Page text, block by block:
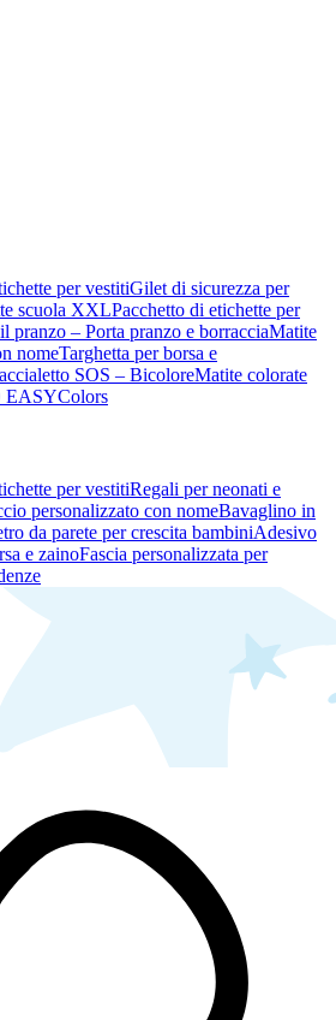
per vestitiGilet di sicurezza per
scuola XXLPacchetto di etichette per
pranzo – Porta pranzo e borracciaMatite
nomeTarghetta per borsa e
SOS – BicoloreMatite colorate
EASYColors
per vestitiRegali per neonati e
personalizzato con nomeBavaglino in
da parete per crescita bambiniAdesivo
e zainoFascia personalizzata per